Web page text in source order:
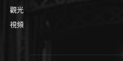
觀光
視頻